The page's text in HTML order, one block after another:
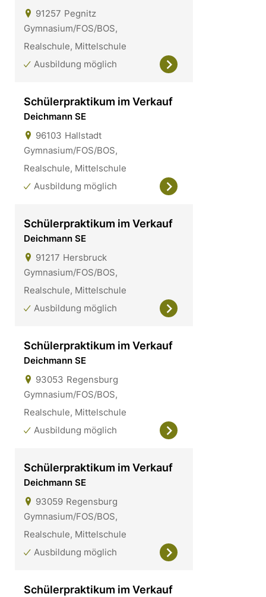
91257 Pegnitz
Gymnasium/FOS/BOS,
Realschule, Mittelschule
Ausbildung möglich
Schülerpraktikum im Verkauf
Deichmann SE
96103 Hallstadt
Gymnasium/FOS/BOS,
Realschule, Mittelschule
Ausbildung möglich
Schülerpraktikum im Verkauf
Deichmann SE
91217 Hersbruck
Gymnasium/FOS/BOS,
Realschule, Mittelschule
Ausbildung möglich
Schülerpraktikum im Verkauf
Deichmann SE
93053 Regensburg
Gymnasium/FOS/BOS,
Realschule, Mittelschule
Ausbildung möglich
Schülerpraktikum im Verkauf
Deichmann SE
93059 Regensburg
Gymnasium/FOS/BOS,
Realschule, Mittelschule
Ausbildung möglich
Schülerpraktikum im Verkauf